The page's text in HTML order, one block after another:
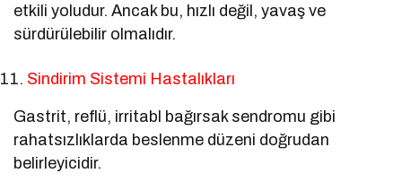
etkili yoludur. Ancak bu, hızlı değil, yavaş ve
sürdürülebilir olmalıdır.
Sindirim Sistemi Hastalıkları
Gastrit, reflü, irritabl bağırsak sendromu gibi
rahatsızlıklarda beslenme düzeni doğrudan
belirleyicidir.